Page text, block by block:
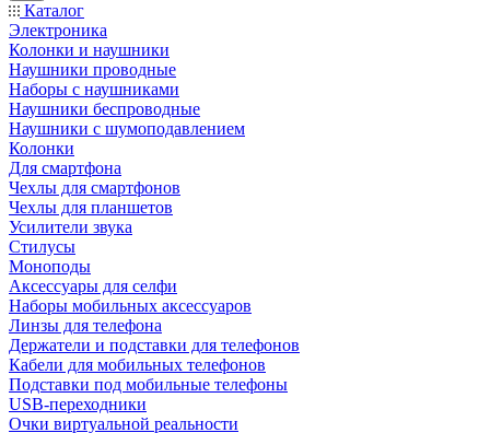
Каталог
Электроника
Колонки и наушники
Наушники проводные
Наборы с наушниками
Наушники беспроводные
Наушники с шумоподавлением
Колонки
Для смартфона
Чехлы для смартфонов
Чехлы для планшетов
Усилители звука
Стилусы
Моноподы
Аксессуары для селфи
Наборы мобильных аксессуаров
Линзы для телефона
Держатели и подставки для телефонов
Кабели для мобильных телефонов
Подставки под мобильные телефоны
USB-переходники
Очки виртуальной реальности